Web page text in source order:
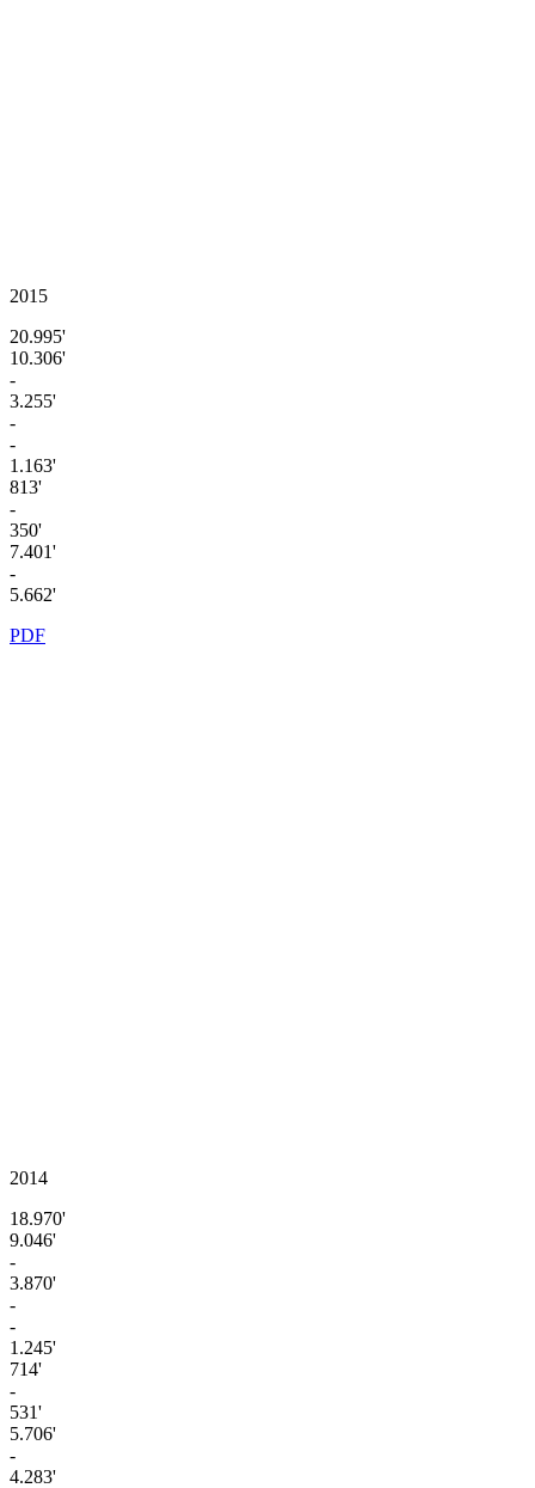
2015
20.995'
10.306'
-
3.255'
-
-
1.163'
813'
-
350'
7.401'
-
5.662'
PDF
2014
18.970'
9.046'
-
3.870'
-
-
1.245'
714'
-
531'
5.706'
-
4.283'